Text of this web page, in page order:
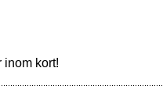
kort!